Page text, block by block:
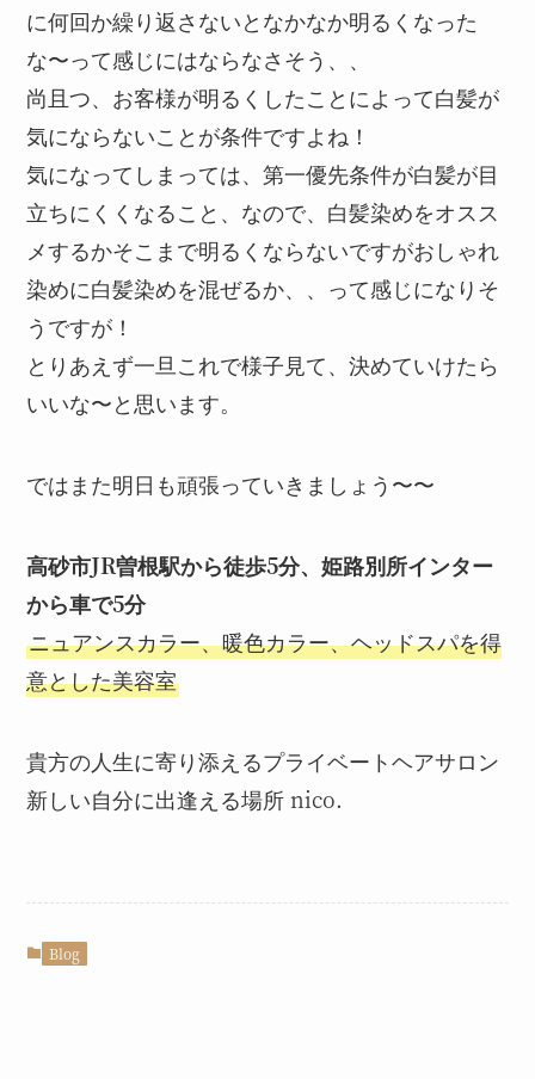
に何回か繰り返さないとなかなか明るくなった
な〜って感じにはならなさそう、、
尚且つ、お客様が明るくしたことによって白髪が
気にならないことが条件ですよね！
気になってしまっては、第一優先条件が白髪が目
立ちにくくなること、なので、白髪染めをオスス
メするかそこまで明るくならないですがおしゃれ
染めに白髪染めを混ぜるか、、って感じになりそ
うですが！
とりあえず一旦これで様子見て、決めていけたら
いいな〜と思います。
ではまた明日も頑張っていきましょう〜〜
高砂市JR曽根駅から徒歩5分、姫路別所インター
から車で5分
ニュアンスカラー、暖色カラー、ヘッドスパを得
意とした美容室
貴方の人生に寄り添えるプライベートヘアサロン
新しい自分に出逢える場所 nico.
Blog